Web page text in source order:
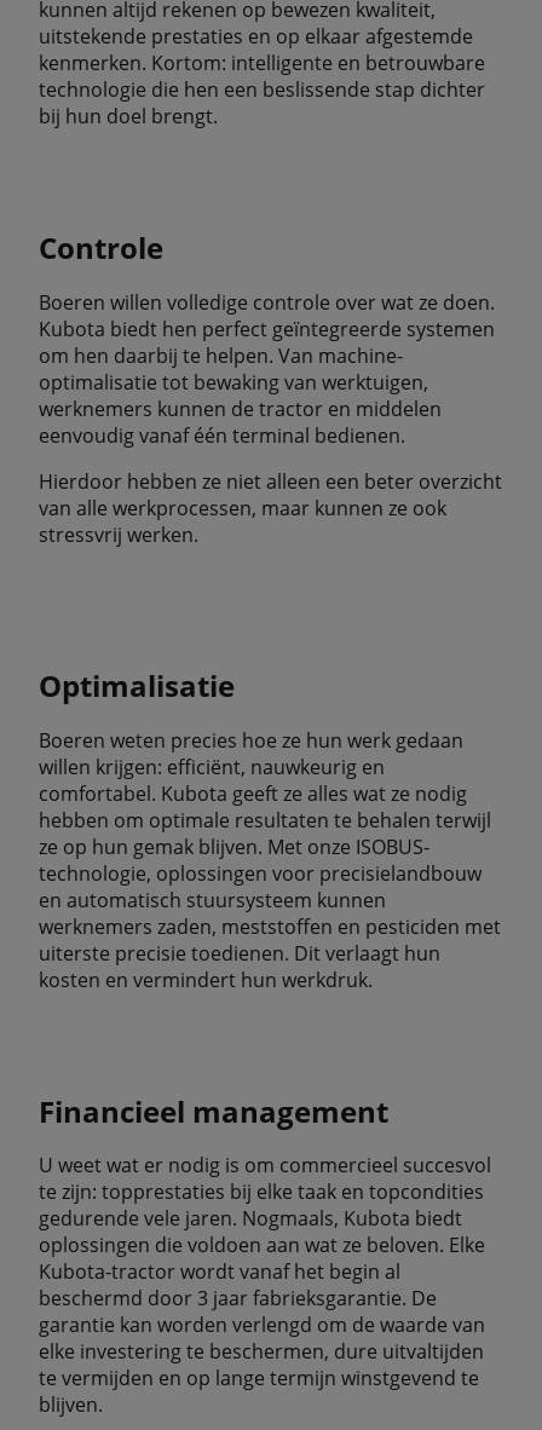
kunnen altijd rekenen op bewezen kwaliteit,
uitstekende prestaties en op elkaar afgestemde
kenmerken. Kortom: intelligente en betrouwbare
technologie die hen een beslissende stap dichter
bij hun doel brengt.
Controle
Boeren willen volledige controle over wat ze doen.
Kubota biedt hen perfect geïntegreerde systemen
om hen daarbij te helpen. Van machine-
optimalisatie tot bewaking van werktuigen,
werknemers kunnen de tractor en middelen
eenvoudig vanaf één terminal bedienen.
Hierdoor hebben ze niet alleen een beter overzicht
van alle werkprocessen, maar kunnen ze ook
stressvrij werken.
Optimalisatie
Boeren weten precies hoe ze hun werk gedaan
willen krijgen: efficiënt, nauwkeurig en
comfortabel. Kubota geeft ze alles wat ze nodig
hebben om optimale resultaten te behalen terwijl
ze op hun gemak blijven. Met onze ISOBUS-
technologie, oplossingen voor precisielandbouw
en automatisch stuursysteem kunnen
werknemers zaden, meststoffen en pesticiden met
uiterste precisie toedienen. Dit verlaagt hun
kosten en vermindert hun werkdruk.
Financieel management
U weet wat er nodig is om commercieel succesvol
te zijn: topprestaties bij elke taak en topcondities
gedurende vele jaren. Nogmaals, Kubota biedt
oplossingen die voldoen aan wat ze beloven. Elke
Kubota-tractor wordt vanaf het begin al
beschermd door 3 jaar fabrieksgarantie. De
garantie kan worden verlengd om de waarde van
elke investering te beschermen, dure uitvaltijden
te vermijden en op lange termijn winstgevend te
blijven.